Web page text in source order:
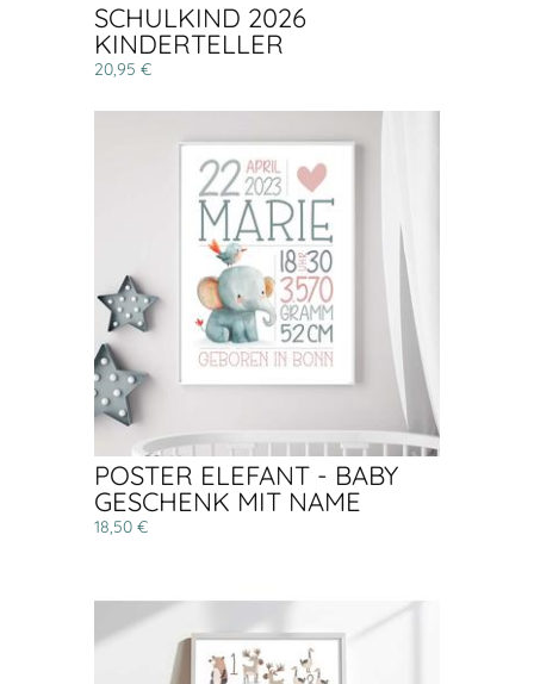
SCHULKIND 2026
KINDERTELLER
20,95 €
POSTER ELEFANT - BABY
GESCHENK MIT NAME
18,50 €